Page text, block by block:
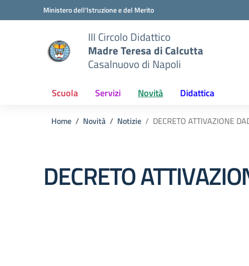
Vai ai contenuti
Vai al menu di navigazioneMinistero dell'Istruzione e del Merito
III Circolo Didattico
Madre Teresa di Calcutta
Casalnuovo di Napoli
Scuola Servizi Novità Didattica
Home Novità Notizie DECRETO ATTIVAZIONE
DECRETO